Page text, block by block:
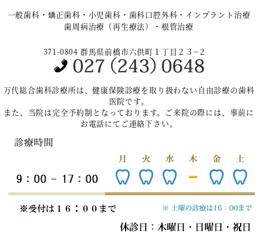
一般歯科・矯正歯科・小児歯科・歯科口腔外科・インプラント治療
歯周病治療（再生療法）・根管治療
371-0804 群馬県前橋市六供町１丁目２３−２
万代総合歯科診療所は、健康保険診療を取り扱わない自由診療の歯科
医院です。
また、当院は完全予約制となっております。ご来院の際には、事前に
お電話にてご連絡下さい。